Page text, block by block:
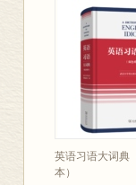
英语习语大词典
本）